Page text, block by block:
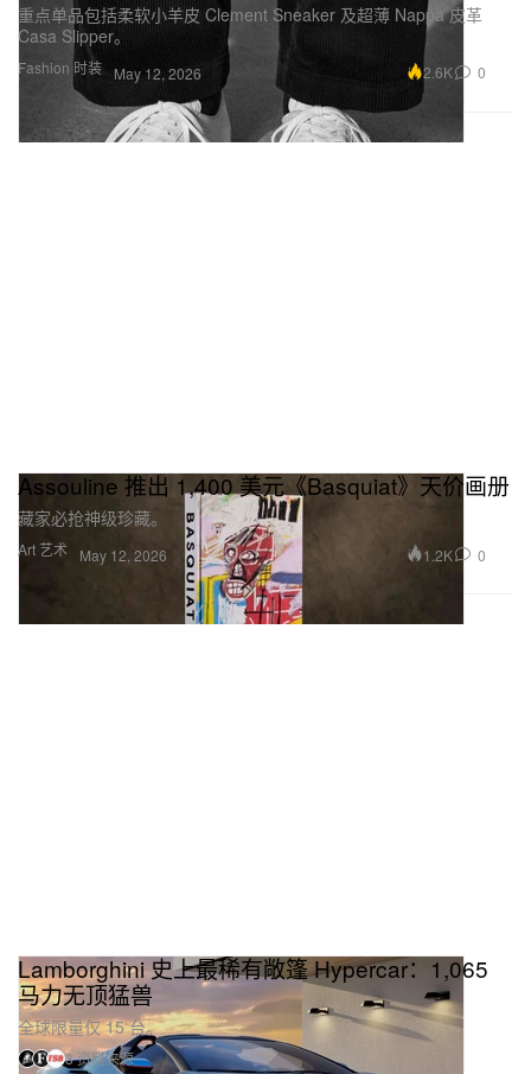
Fashion 时装
重点单品包括柔软小羊皮 Clement Sneaker 及超薄 Nappa 皮革
Casa Slipper。
May 12, 2026 2.6K 0
Art 艺术
Assouline 推出 1,400 美元《Basquiat》天价画册
藏家必抢神级珍藏。
May 12, 2026 1.2K 0
Lamborghini 史上最稀有敞篷 Hypercar：1,065
马力无顶猛兽
全球限量仅 15 台。
3 资料来源